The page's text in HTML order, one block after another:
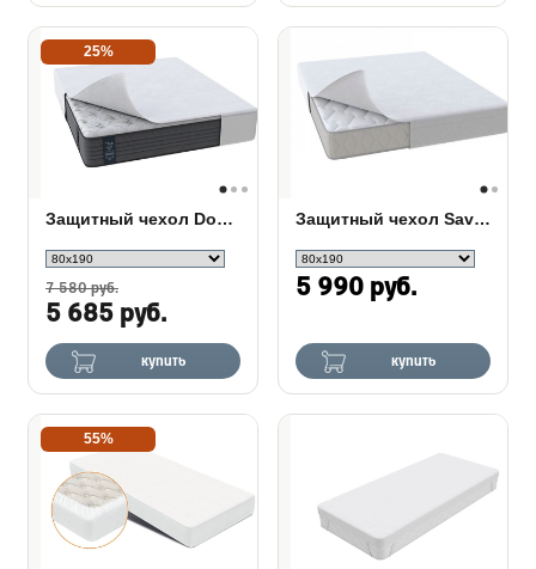
25%
Защитный чехол Double Plus
7 580 руб.
5 685 руб.
купить
Защитный чехол Save Plus
5 990 руб.
купить
55%